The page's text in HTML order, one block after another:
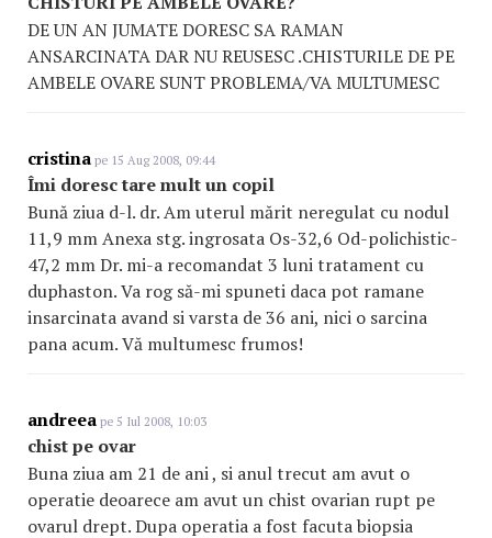
DE UN AN JUMATE DORESC SA RAMAN
ANSARCINATA DAR NU REUSESC .CHISTURILE DE PE
AMBELE OVARE SUNT PROBLEMA/VA MULTUMESC
cristina pe 15 Aug 2008, 09:44
Îmi doresc tare mult un copil
Bună ziua d-l. dr. Am uterul mărit neregulat cu nodul
11,9 mm Anexa stg. ingrosata Os-32,6 Od-polichistic-
47,2 mm Dr. mi-a recomandat 3 luni tratament cu
duphaston. Va rog să-mi spuneti daca pot ramane
insarcinata avand si varsta de 36 ani, nici o sarcina
pana acum. Vă multumesc frumos!
andreea pe 5 Iul 2008, 10:03
chist pe ovar
Buna ziua am 21 de ani , si anul trecut am avut o
operatie deoarece am avut un chist ovarian rupt pe
ovarul drept. Dupa operatia a fost facuta biopsia